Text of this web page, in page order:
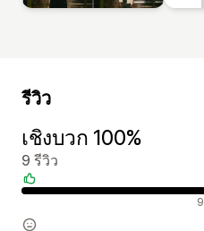
รีวิว
เชิงบวก 100%
9 รีวิว
รีวิวเชิงบวก 9